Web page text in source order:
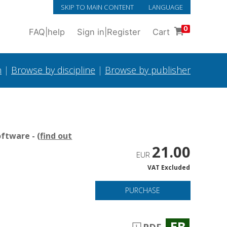
SKIP TO MAIN CONTENT LANGUAGE
FAQ help Sign in Register Cart 0
| Browse by discipline | Browse by publisher
- (find out
EUR 21.00
VAT Excluded
PURCHASE